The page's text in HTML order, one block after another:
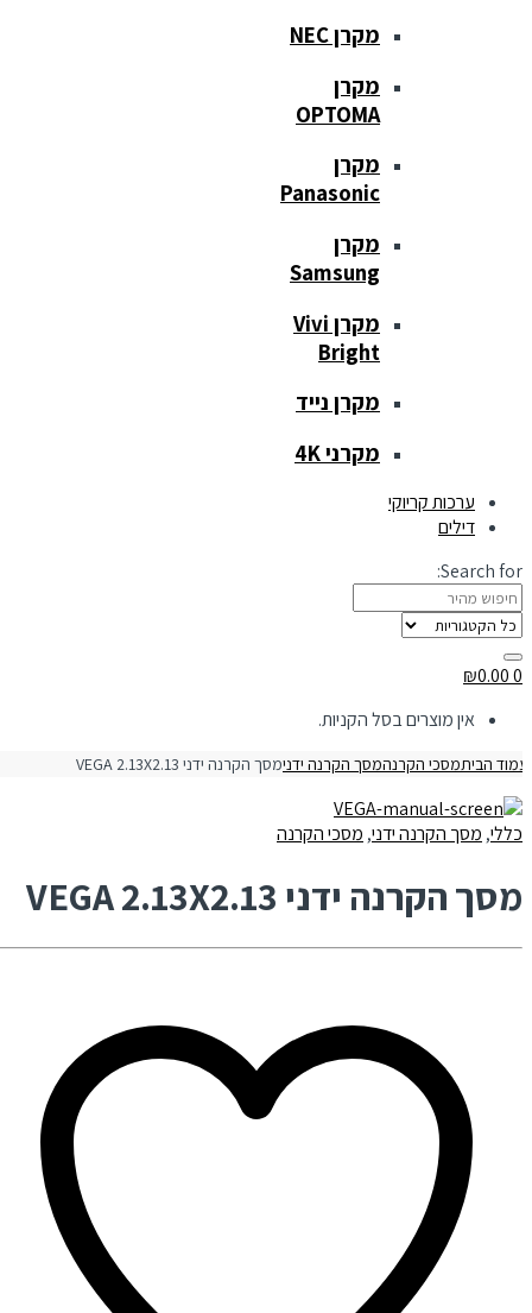
מקרן NEC
מקרן
OPTOMA
מקרן
Panasonic
מקרן
Samsung
מקרן Vivi
Bright
מקרן נייד
מקרני 4K
ערכות קריוקי
דילים
Search for:
₪0.00
אין מוצרים בסל הקניות.
הביתמסכי הקרנהמסך הקרנה ידנימסך הקרנה ידני VEGA 2.13X2.13
כללי,מסך הקרנה ידני,מסכי הקרנה
מסך הקרנה ידני VEGA 2.13X2.13